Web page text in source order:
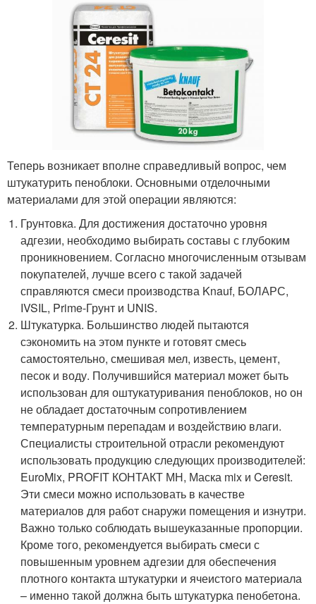
Теперь возникает вполне справедливый вопрос, чем
штукатурить пеноблоки. Основными отделочными
материалами для этой операции являются:
Грунтовка. Для достижения достаточно уровня
адгезии, необходимо выбирать составы с глубоким
проникновением. Согласно многочисленным отзывам
покупателей, лучше всего с такой задачей
справляются смеси производства Knauf, БОЛАРС,
IVSIL, Prime-Грунт и UNIS.
Штукатурка. Большинство людей пытаются
сэкономить на этом пункте и готовят смесь
самостоятельно, смешивая мел, известь, цемент,
песок и воду. Получившийся материал может быть
использован для оштукатуривания пеноблоков, но он
не обладает достаточным сопротивлением
температурным перепадам и воздействию влаги.
Специалисты строительной отрасли рекомендуют
использовать продукцию следующих производителей:
EuroMix, PROFIT КОНТАКТ МН, Маска mix и Ceresit.
Эти смеси можно использовать в качестве
материалов для работ снаружи помещения и изнутри.
Важно только соблюдать вышеуказанные пропорции.
Кроме того, рекомендуется выбирать смеси с
повышенным уровнем адгезии для обеспечения
плотного контакта штукатурки и ячеистого материала
– именно такой должна быть штукатурка пенобетона.